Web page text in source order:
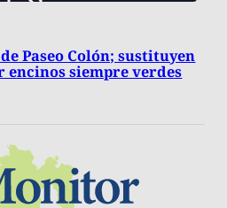
Paseo Colón; sustituyen
encinos siempre verdes